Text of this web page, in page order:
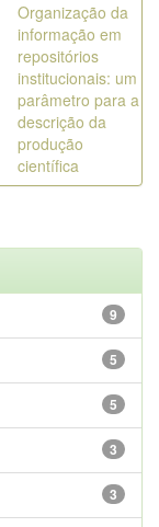
Organização da
informação em
repositórios
institucionais: um
parâmetro para a
descrição da
produção
científica
9
5
5
3
3